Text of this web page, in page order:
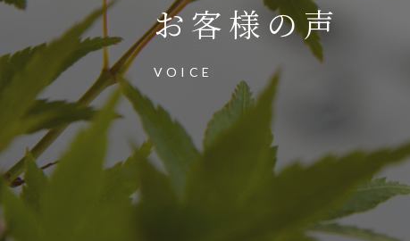
大幸住宅可児工房
岐阜県可児市下恵土3433番地652
お電話でのご相談はお気軽に
TEL. 0574-60-1161
お客様の声
VOICE